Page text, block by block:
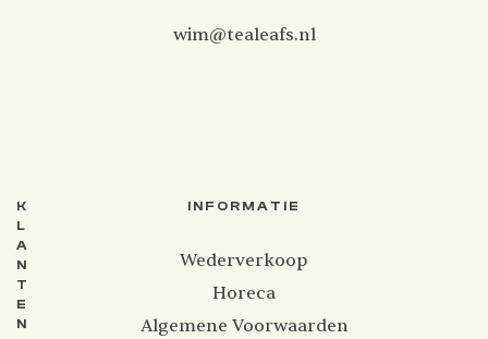
K
L
A
N
T
E
N
INFORMATIE
Wederverkoop
Horeca
Algemene Voorwaarden
wim@tealeafs.nl